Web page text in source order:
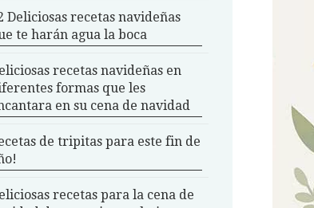
Deliciosas recetas navideñas
te harán agua la boca
recetas navideñas en
formas que les
en su cena de navidad
de tripitas para este fin de
recetas para la cena de